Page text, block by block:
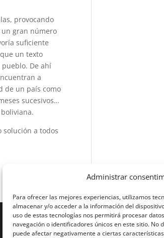
Administrar
Para ofrecer las mejores experiencias, utilizamos
almacenar y/o acceder a la información del
uso de estas tecnologías nos permitirá procesar
navegación o identificadores únicos en este sitio.
puede afectar negativamente a ciertas
provocando
gran número
suficiente
un texto
De ahí
a
de un país como
sucesivos…
a todos